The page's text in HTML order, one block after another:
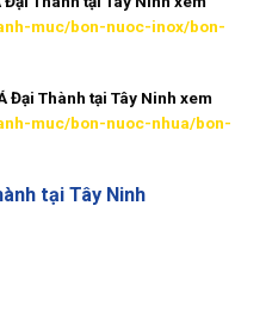
muc/bon-nuoc-inox/bon-
Đại Thành tại Tây Ninh xem
muc/bon-nuoc-nhua/bon-
tại Tây Ninh